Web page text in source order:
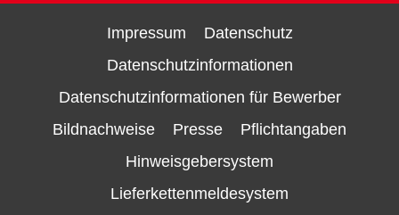
Impressum
Datenschutz
Datenschutzinformationen
Datenschutzinformationen für Bewerber
Bildnachweise
Presse
Pflichtangaben
Hinweisgebersystem
Lieferkettenmeldesystem